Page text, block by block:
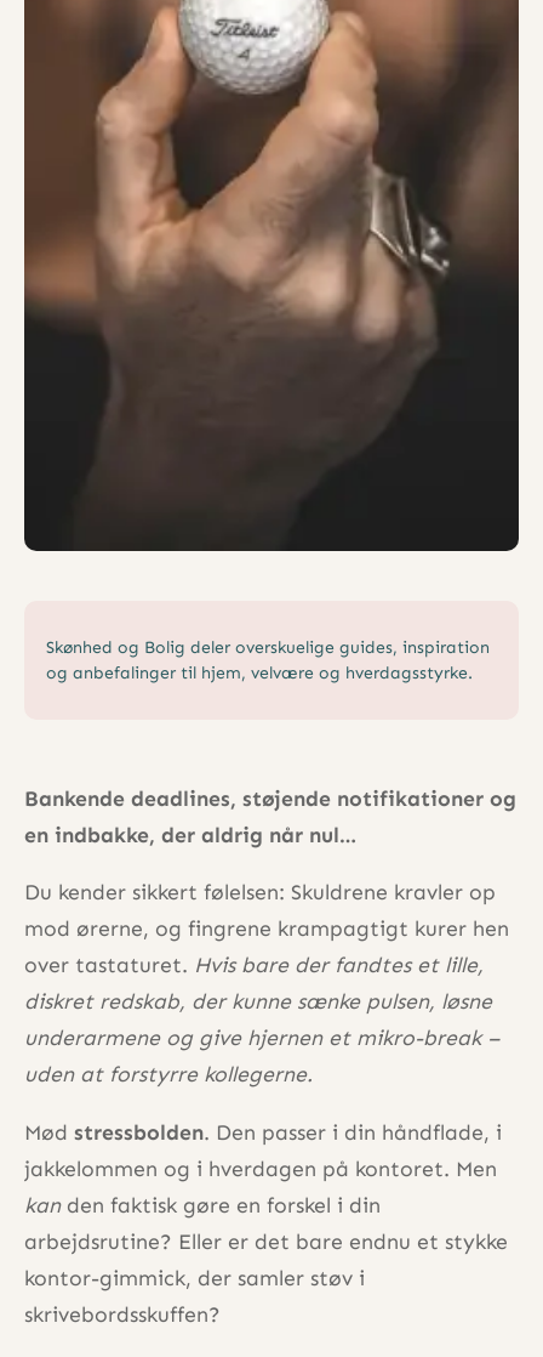
Skønhed og Bolig deler overskuelige guides, inspiration
og anbefalinger til hjem, velvære og hverdagsstyrke.
Bankende deadlines, støjende notifikationer og
en indbakke, der aldrig når nul…
Du kender sikkert følelsen: Skuldrene kravler op
mod ørerne, og fingrene krampagtigt kurer hen
over tastaturet. Hvis bare der fandtes et lille,
diskret redskab, der kunne sænke pulsen, løsne
underarmene og give hjernen et mikro-break –
uden at forstyrre kollegerne.
Mød stressbolden. Den passer i din håndflade, i
jakkelommen og i hverdagen på kontoret. Men
kanden faktisk gøre en forskel i din
arbejdsrutine? Eller er det bare endnu et stykke
kontor-gimmick, der samler støv i
skrivebordsskuffen?